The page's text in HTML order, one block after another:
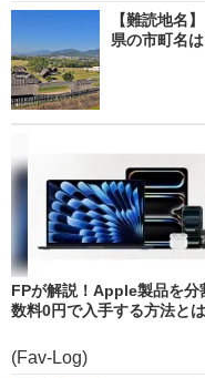
【難読地名
県の市町名
FPが解説！Apple製品を分
数料0円で入手する方法と
(Fav-Log)